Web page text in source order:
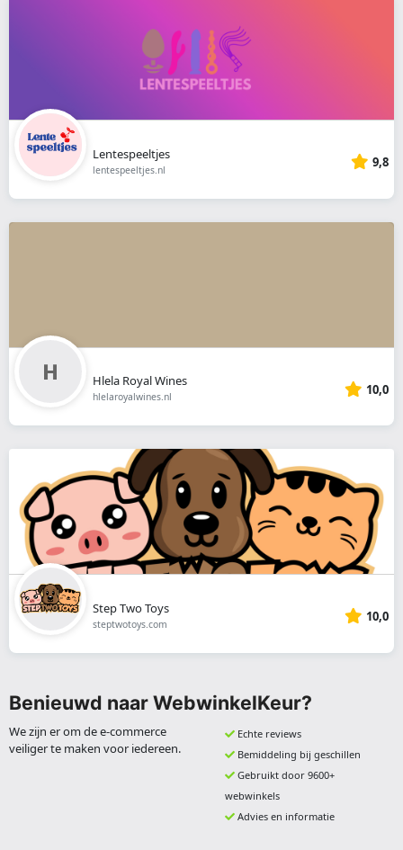
Lentespeeltjes
lentespeeltjes.nl 9,8
Hlela Royal Wines
hlelaroyalwines.nl 10,0
Step Two Toys
steptwotoys.com 10,0
Benieuwd naar WebwinkelKeur?
We zijn er om de e-commerce
veiliger te maken voor iedereen.
Echte reviews
Bemiddeling bij geschillen
Gebruikt door 9600+
webwinkels
Advies en informatie